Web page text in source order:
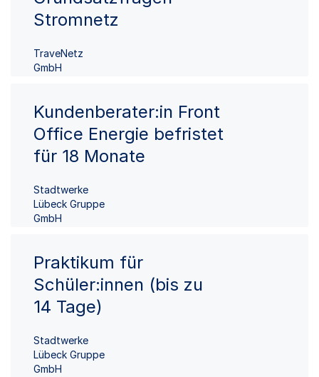
Stromnetz
TraveNetz
GmbH
Kundenberater:in Front
Office Energie befristet
für 18 Monate
Stadtwerke
Lübeck Gruppe
GmbH
Praktikum für
Schüler:innen (bis zu
14 Tage)
Stadtwerke
Lübeck Gruppe
GmbH